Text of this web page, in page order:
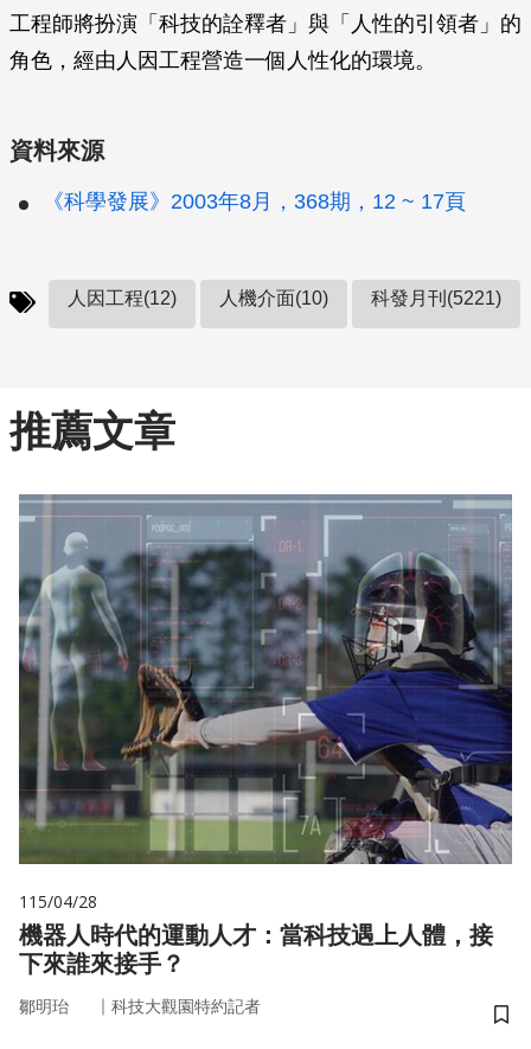
工程師將扮演「科技的詮釋者」與「人性的引領者」的
角色，經由人因工程營造一個人性化的環境。
資料來源
《科學發展》2003年8月，368期，12 ~ 17頁
人因工程(12) 人機介面(10) 科發月刊(5221)
推薦文章
115/04/28
機器人時代的運動人才：當科技遇上人體，接
下來誰來接手？
鄒明珆 ｜ 科技大觀園特約記者
儲